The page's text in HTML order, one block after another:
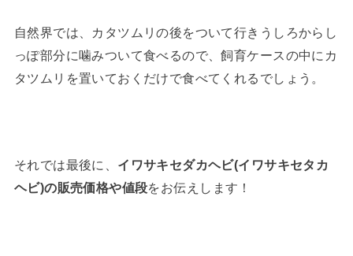
自然界では、カタツムリの後をついて行きうしろからし
っぽ部分に噛みついて食べるので、飼育ケースの中にカ
タツムリを置いておくだけで食べてくれるでしょう。
それでは最後に、 イワサキセダカヘビ(イワサキセタカ
ヘビ)の販売価格や値段をお伝えします！